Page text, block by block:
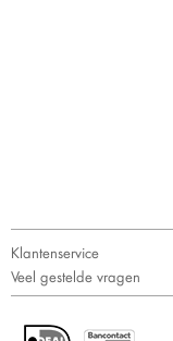
Klantenservice
Veel gestelde vragen